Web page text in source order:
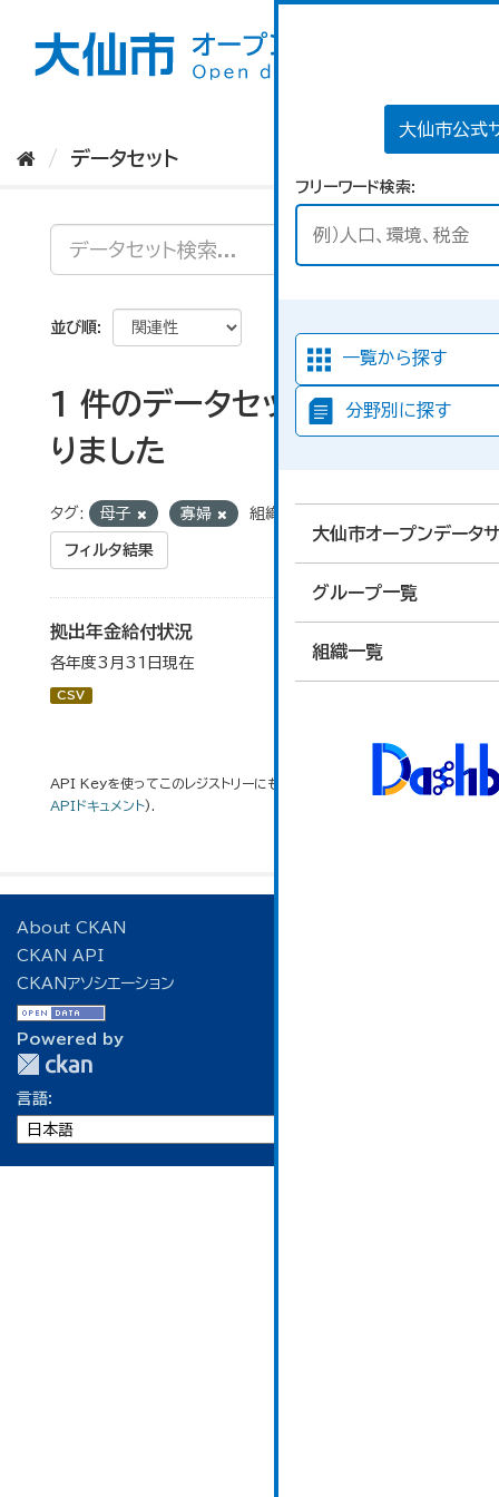
大仙市公式
フリーワード検索
一覧から探す
分野別に探す
大仙市オープンデータ
グループ一覧
組織一覧
データセット
並び順
1 件のデータセットが見つか
りました
タグ: 母子 寡婦 組織:
フィルタ結果
拠出年金給付状況
各年度3月31日現在
CSV
API Keyを使ってこのレジストリーにもアクセス可能ですAPI(see
APIドキュメント).
About CKAN
CKAN API
CKANアソシエーション
Powered by
言語